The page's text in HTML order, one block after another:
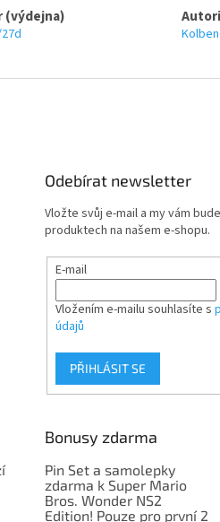
(výdejna)
Odebírat newsletter
Vložte svůj e-mail a my vám
produktech na našem e-shopu.
E-mail
Vložením e-mailu souhlasíte s
údajů
PŘIHLÁSIT SE
Bonusy zdarma
Pin Set a samolepky
zdarma k Super Mario
Bros. Wonder NS2
Edition! Pouze pro první 2